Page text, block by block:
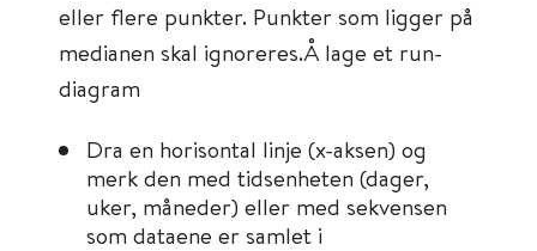
eller flere punkter. Punkter som ligger på
medianen skal ignoreres.Å lage et run-
diagram
Dra en horisontal linje (x-aksen) og
merk den med tidsenheten (dager,
uker, måneder) eller med sekvensen
som dataene er samlet i